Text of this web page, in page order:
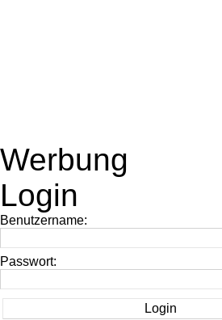
Werbung
Login
Benutzername:
Passwort: